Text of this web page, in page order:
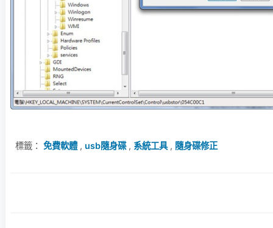
標籤： 免費軟體, usb隨身碟, 系統工具, 隨身碟修正